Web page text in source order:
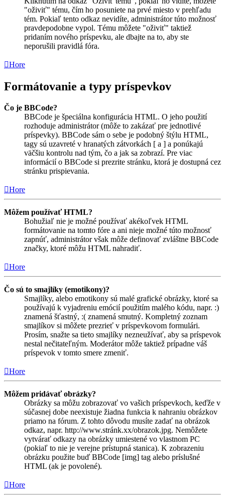
"oživiť" tému, čím ho posuniete na prvé miesto v prehľadu
tém. Pokiaľ tento odkaz nevidíte, administrátor túto možnosť
pravdepodobne vypol. Tému môžete "oživiť" taktiež
pridaním nového príspevku, ale dbajte na to, aby ste
neporušili pravidlá fóra.
Hore
Formátovanie a typy príspevkov
Čo je BBCode?
BBCode je špeciálna konfigurácia HTML. O jeho použití
rozhoduje administrátor (môže to zakázať pre jednotlivé
príspevky). BBCode sám o sebe je podobný štýlu HTML,
tagy sú uzavreté v hranatých zátvorkách [ a ] a ponúkajú
väčšiu kontrolu nad tým, čo a jak sa zobrazí. Pre viac
informácií o BBCode si prezrite stránku, ktorá je dostupná cez
stránku prispievania.
Hore
Môžem používať HTML?
Bohužiaľ nie je možné používať akékoľvek HTML
formátovanie na tomto fóre a ani nieje možné túto možnosť
zapnúť, administrátor však môže definovať zvláštne BBCode
značky, ktoré môžu HTML nahradiť.
Hore
Čo sú to smajlíky (emotikony)?
Smajlíky, alebo emotikony sú malé grafické obrázky, ktoré sa
používajú k vyjadreniu emócií použitím malého kódu, napr. :)
znamená šťastný, :( znamená smutný. Kompletný zoznam
smajlíkov si môžete prezrieť v príspevkovom formulári.
Prosím, snažte sa tieto smajlíky nezneužívať, aby sa príspevok
nestal nečitateľným. Moderátor môže taktiež prípadne váš
príspevok v tomto smere zmeniť.
Hore
Môžem pridávať obrázky?
Obrázky sa môžu zobrazovať vo vašich príspevkoch, keďže v
súčasnej dobe neexistuje žiadna funkcia k nahraniu obrázkov
priamo na fórum. Z tohto dôvodu musíte zadať na obrázok
odkaz, napr. http://www.stránk.xx/obrazok.jpg. Nemôžete
vytvárať odkazy na obrázky umiestené vo vlastnom PC
(pokiaľ to nie je verejne prístupná stanica). K zobrazeniu
obrázku použite buď BBCode [img] tag alebo príslušné
HTML (ak je povolené).
Hore